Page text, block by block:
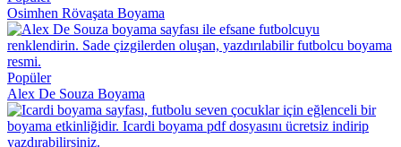
Osimhen Rövaşata Boyama
Popüler
Alex De Souza Boyama